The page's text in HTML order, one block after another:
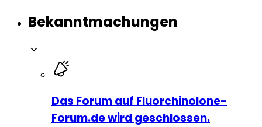
Bekanntmachungen
Das Forum auf Fluorchinolone-
Forum.de wird geschlossen.